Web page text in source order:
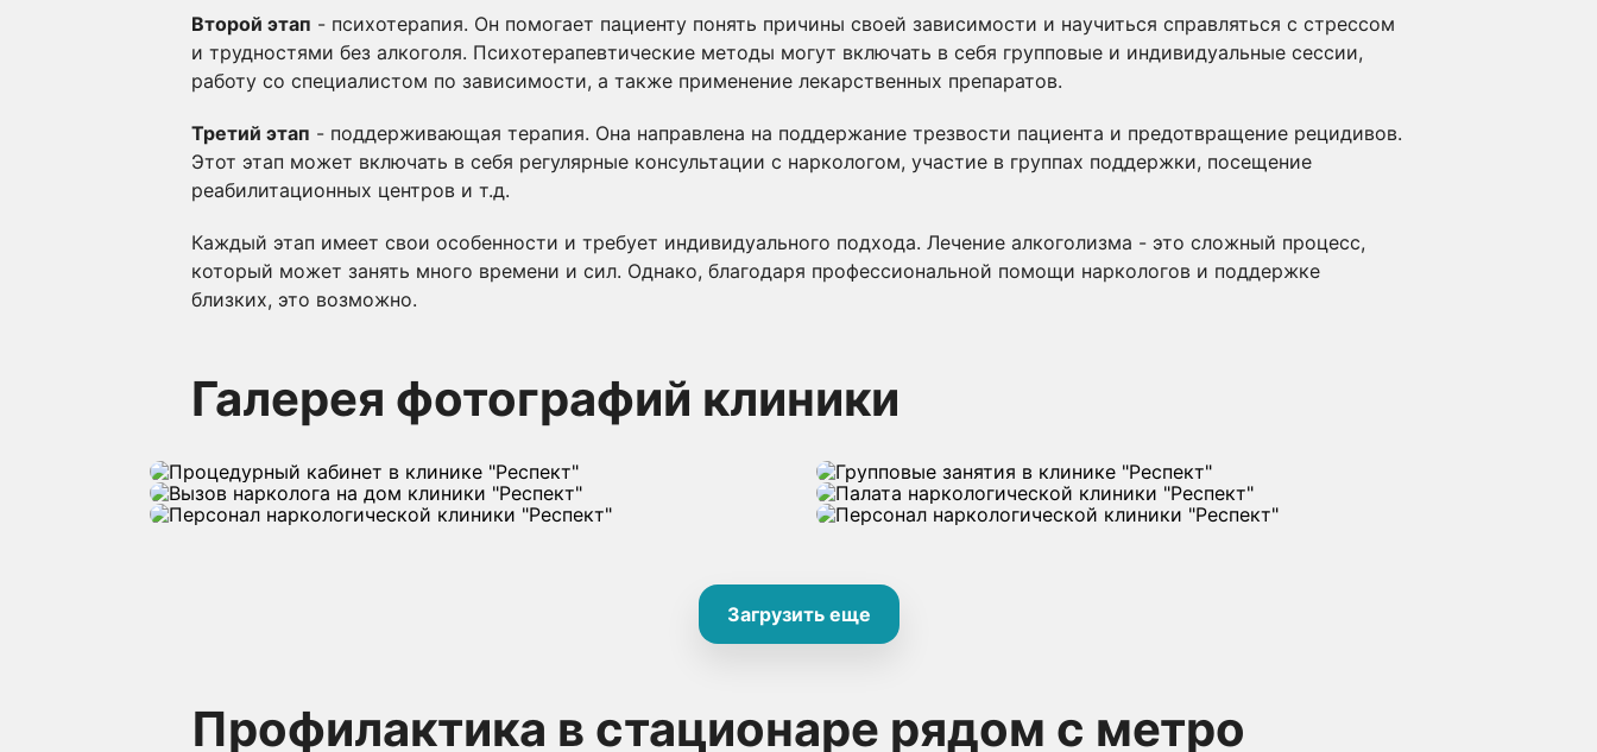
Второй этап - психотерапия. Он помогает пациенту понять причины своей зависимости и научиться справляться с стрессом
и трудностями без алкоголя. Психотерапевтические методы могут включать в себя групповые и индивидуальные сессии,
работу со специалистом по зависимости, а также применение лекарственных препаратов.
Третий этап - поддерживающая терапия. Она направлена на поддержание трезвости пациента и предотвращение рецидивов.
Этот этап может включать в себя регулярные консультации с наркологом, участие в группах поддержки, посещение
реабилитационных центров и т.д.
Каждый этап имеет свои особенности и требует индивидуального подхода. Лечение алкоголизма - это сложный процесс,
который может занять много времени и сил. Однако, благодаря профессиональной помощи наркологов и поддержке
близких, это возможно.
Галерея фотографий клиники
Загрузить еще
Профилактика в стационаре рядом с метро